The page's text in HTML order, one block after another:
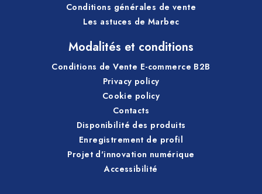
Conditions générales de vente
Les astuces de Marbec
Modalités et conditions
Conditions de Vente E-commerce B2B
Privacy policy
Cookie policy
Contacts
Disponibilité des produits
Enregistrement de profil
Projet d'innovation numérique
Accessibilité